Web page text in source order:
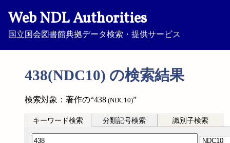
Web NDL Authorities
国立国会図書館典拠データ検索・提供サービス
438(NDC10) の検索結果
検索対象：著作の“438 (NDC10)”
キーワード検索 分類記号検索 識別子検索
分類記号検索